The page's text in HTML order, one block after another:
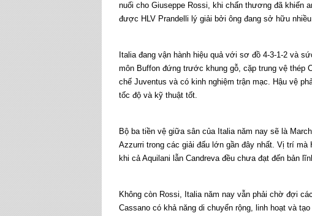
nuối cho Giuseppe Rossi, khi chấn thương đã khiến
được HLV Prandelli lý giải bởi ông đang sở hữu
Italia đang vận hành hiệu quả với sơ đồ 4-3-1-2 và
môn Buffon đứng trước khung gỗ, cặp trung vệ thép
chế Juventus và có kinh nghiệm trận mạc. Hậu vệ
tốc độ và kỹ thuật tốt.
Bộ ba tiền vệ giữa sân của Italia năm nay sẽ là
Azzurri trong các giải đấu lớn gần đây nhất. Vị trí
khi cả Aquilani lẫn Candreva đều chưa đạt đến bản
Không còn Rossi, Italia năm nay vẫn phải chờ đợi
Cassano có khả năng di chuyển rộng, linh hoạt và